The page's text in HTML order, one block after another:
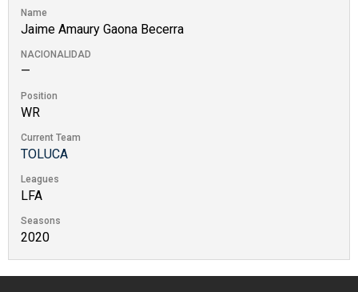
Name
Jaime Amaury Gaona Becerra
NACIONALIDAD
—
Position
WR
Current Team
TOLUCA
Leagues
LFA
Seasons
2020